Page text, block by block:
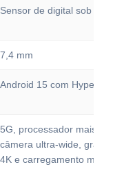
Sensor de digital sob a
7,4 mm
Android 15 com
5G, processador mais
câmera ultra-wide,
4K e carregamento mais